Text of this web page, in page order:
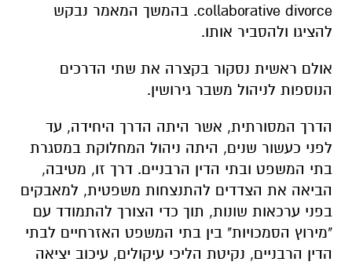
collaborative divorce. בהמשך המאמר נבקש
להציגו ולהסביר אותו.
אולם ראשית נסקור בקצרה את שתי הדרכים
הנוספות לניהול משבר גירושין.
הדרך המסורתית, אשר היתה הדרך היחידה, עד
לפני כעשור שנים, היתה ניהול המחלוקת במסגרת
בתי המשפט ובתי הדין הרבניים. דרך זו, מטיבה,
הביאה את הצדדים להתנצחות משפטית, למאבקים
בפני ערכאות שונות, תוך כדי הצורך להתמודד עם
"מירוץ הסמכויות" בין בתי המשפט האזרחיים לבתי
הדין הרבניים, נקיטת הליכי עיקולים, עיכוב יציאה